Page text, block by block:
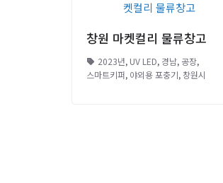
창원 마켓컬리 물류창고
2023년, UV LED, 경남, 공장,
스마트키퍼, 야외용 포충기, 창원시